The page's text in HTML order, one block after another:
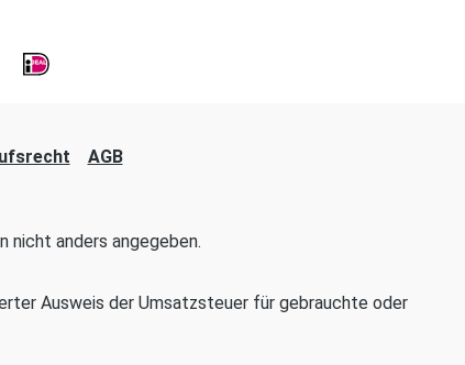
AGB
nicht anders angegeben.
Ausweis der Umsatzsteuer für gebrauchte oder